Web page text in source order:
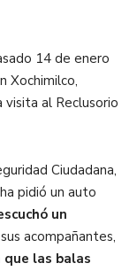
14 de enero
Xochimilco,
al Reclusorio
Ciudadana,
pidió un auto
un
acompañantes,
las balas